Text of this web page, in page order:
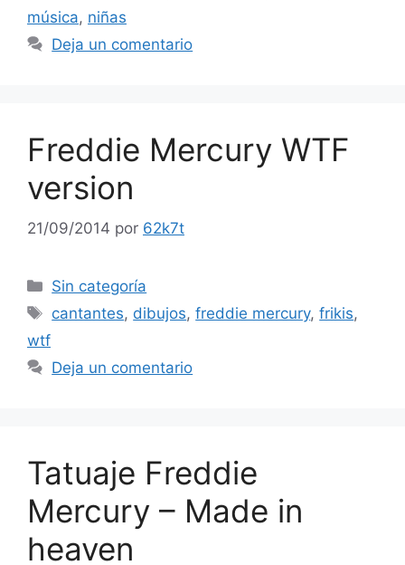
música, niñas
Deja un comentario
Freddie Mercury WTF
version
21/09/2014 por 62k7t
Categorías
Sin categoría
Etiquetas
cantantes, dibujos,freddie mercury,frikis,
wtf
Deja un comentario
Tatuaje Freddie
Mercury – Made in
heaven